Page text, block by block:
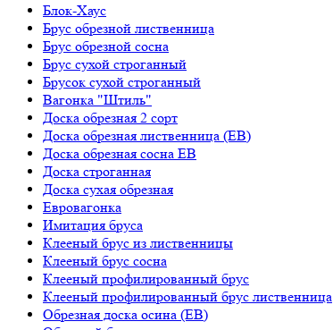
Блок-Хаус
Брус обрезной лиственница
Брус обрезной сосна
Брус сухой строганный
Брусок сухой строганный
Вагонка "Штиль"
Доска обрезная 2 сорт
Доска обрезная лиственница (ЕВ)
Доска обрезная сосна ЕВ
Доска строганная
Доска сухая обрезная
Евровагонка
Имитация бруса
Клееный брус из лиственницы
Клееный брус сосна
Клееный профилированный брус
Клееный профилированный брус лиственница
Обрезная доска осина (ЕВ)